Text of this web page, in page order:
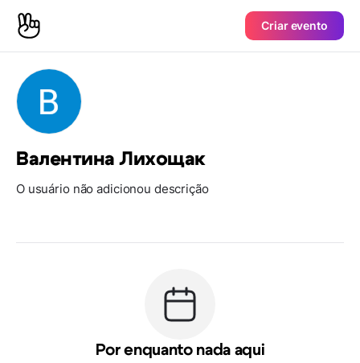
Criar evento
Валентина Лихощак
O usuário não adicionou descrição
Por enquanto nada aqui